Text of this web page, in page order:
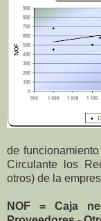
de
Circulante los
otros) de la
NOF = Caja